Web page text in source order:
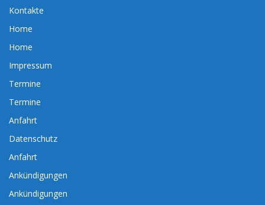
Kontakte
Home
Home
Impressum
Termine
Termine
Anfahrt
Datenschutz
Anfahrt
Ankündigungen
Ankündigungen